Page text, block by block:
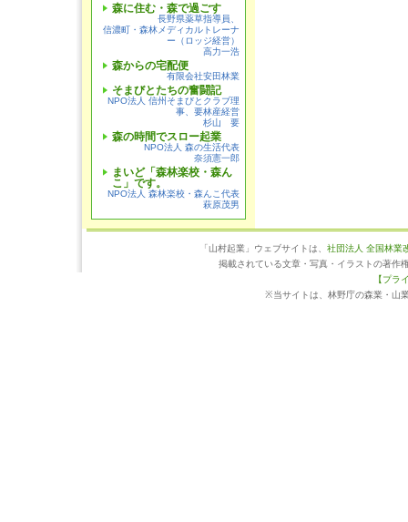
森に住む・森で過ごす
長野県薬草指導員、
信濃町・森林メディカルトレーナ
ー（ロッジ経営）
高力一浩
森からの宅配便
有限会社安田林業
そまびとたちの奮闘記
NPO法人 信州そまびとクラブ理
事、要林産経営
杉山 要
森の時間でスロー起業
NPO法人 森の生活代表
奈須憲一郎
まいど「森林楽校・森ん
こ」です。
NPO法人 森林楽校・森んこ代表
萩原茂男
「山村起業」ウェブサイトは、 社団法人 全国林業
掲載されている文章・写真・イラストの著作
【プラ
※当サイトは、林野庁の森業・山